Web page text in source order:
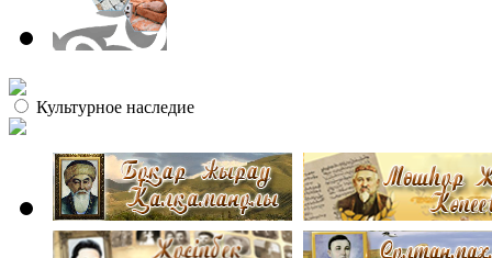
Культурное наследие